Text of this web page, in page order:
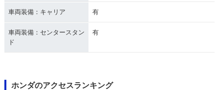
車両装備：キャリア 有
車両装備：センタースタン
ド
有
ホンダのアクセスランキング